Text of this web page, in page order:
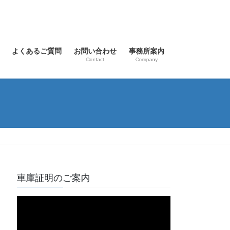
よくあるご質問 お問い合わせ
Contact
事務所案内
Company
車庫証明のご案内